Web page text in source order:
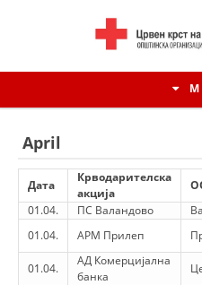
April
Дата
Крводарителска
акција
01.04.
ПС Валандово
01.04.
АРМ Прилеп
01.04.
АД Комерцијална
банка